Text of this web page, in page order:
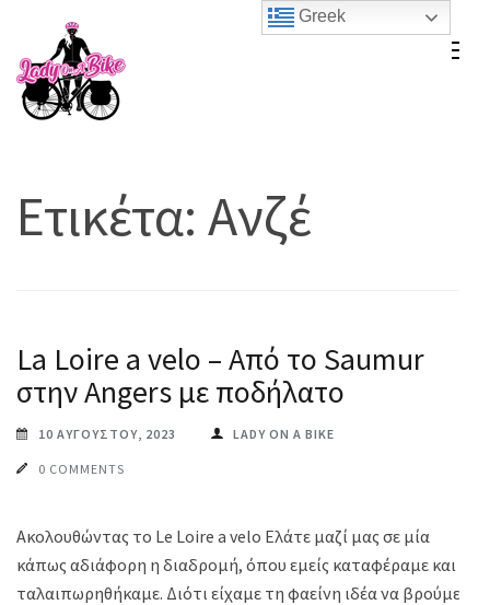
content
(Press
Ετικέτα: Ανζέ
La Loire a velo – Από το Saumur
στην Angers με ποδήλατο
10 ΑΥΓΟΎΣΤΟΥ, 2023 LADY ON A BIKE
0 COMMENTS
Ακολουθώντας το Le Loire a velo Ελάτε μαζί μας σε μία
κάπως αδιάφορη η διαδρομή, όπου εμείς καταφέραμε και
ταλαιπωρηθήκαμε. Διότι είχαμε τη φαείνη ιδέα να βρούμε
Greek